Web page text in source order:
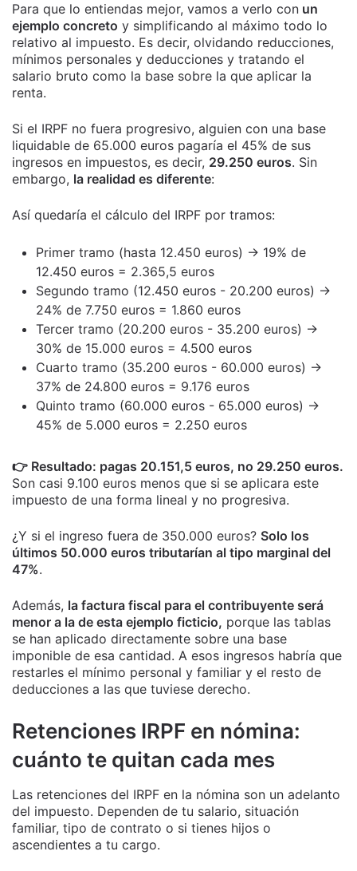
Para que lo entiendas mejor, vamos a verlo con un
ejemplo concreto y simplificando al máximo todo lo
relativo al impuesto. Es decir, olvidando reducciones,
mínimos personales y deducciones y tratando el
salario bruto como la base sobre la que aplicar la
renta.
Si el IRPF no fuera progresivo, alguien con una base
liquidable de 65.000 euros pagaría el 45% de sus
ingresos en impuestos, es decir, 29.250 euros. Sin
embargo, la realidad es diferente:
Así quedaría el cálculo del IRPF por tramos:
Primer tramo (hasta 12.450 euros) → 19% de
12.450 euros = 2.365,5 euros
Segundo tramo (12.450 euros - 20.200 euros) →
24% de 7.750 euros = 1.860 euros
Tercer tramo (20.200 euros - 35.200 euros) →
30% de 15.000 euros = 4.500 euros
Cuarto tramo (35.200 euros - 60.000 euros) →
37% de 24.800 euros = 9.176 euros
Quinto tramo (60.000 euros - 65.000 euros) →
45% de 5.000 euros = 2.250 euros
👉 Resultado: pagas 20.151,5 euros, no 29.250 euros.
Son casi 9.100 euros menos que si se aplicara este
impuesto de una forma lineal y no progresiva.
¿Y si el ingreso fuera de 350.000 euros? Solo los
últimos 50.000 euros tributarían al tipo marginal del
47%.
Además, la factura fiscal para el contribuyente será
menor a la de esta ejemplo ficticio, porque las tablas
se han aplicado directamente sobre una base
imponible de esa cantidad. A esos ingresos habría que
restarles el mínimo personal y familiar y el resto de
deducciones a las que tuviese derecho.
Retenciones IRPF en nómina:
cuánto te quitan cada mes
Las retenciones del IRPF en la nómina son un adelanto
del impuesto. Dependen de tu salario, situación
familiar, tipo de contrato o si tienes hijos o
ascendientes a tu cargo.